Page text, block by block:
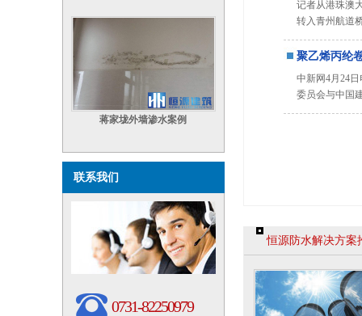
蒋家垅外墙渗水案例
联系我们
0731-82250979
记者从港珠澳
转入青州航道
聚乙烯丙纶
中新网4月24
委员会与中国
恒源防水解决方案